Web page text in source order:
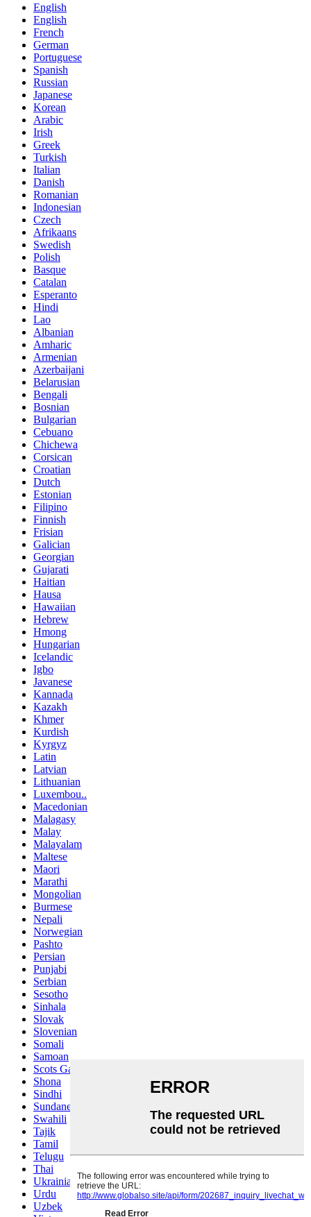
English
English
French
German
Portuguese
Spanish
Russian
Japanese
Korean
Arabic
Irish
Greek
Turkish
Italian
Danish
Romanian
Indonesian
Czech
Afrikaans
Swedish
Polish
Basque
Catalan
Esperanto
Hindi
Lao
Albanian
Amharic
Armenian
Azerbaijani
Belarusian
Bengali
Bosnian
Bulgarian
Cebuano
Chichewa
Corsican
Croatian
Dutch
Estonian
Filipino
Finnish
Frisian
Galician
Georgian
Gujarati
Haitian
Hausa
Hawaiian
Hebrew
Hmong
Hungarian
Icelandic
Igbo
Javanese
Kannada
Kazakh
Khmer
Kurdish
Kyrgyz
Latin
Latvian
Lithuanian
Luxembou..
Macedonian
Malagasy
Malay
Malayalam
Maltese
Maori
Marathi
Mongolian
Burmese
Nepali
Norwegian
Pashto
Persian
Punjabi
Serbian
Sesotho
Sinhala
Slovak
Slovenian
Somali
Samoan
Scots Gaelic
Shona
Sindhi
Sundanese
Swahili
Tajik
Tamil
Telugu
Thai
Ukrainian
Urdu
Uzbek